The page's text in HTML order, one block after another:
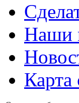
Наши
Карта